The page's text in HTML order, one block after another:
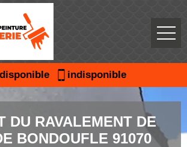
indisponible
DU RAVALEMENT DE
BONDOUFLE 91070